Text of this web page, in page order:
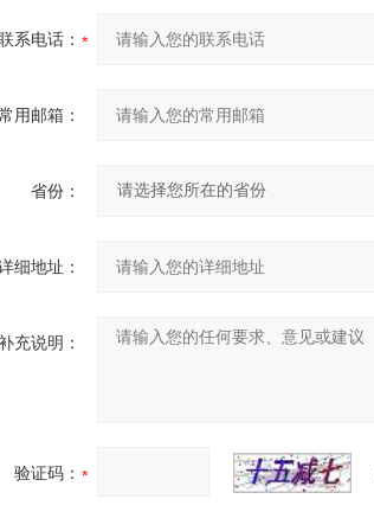
系电话：
用邮箱：
省份：
细地址：
充说明：
验证码：